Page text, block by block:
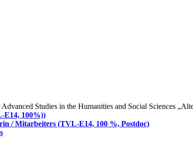
Studies in the Humanities and Social Sciences
E14, 100%))
/ Mitarbeiters (TVL-E14, 100 %, Postdoc)